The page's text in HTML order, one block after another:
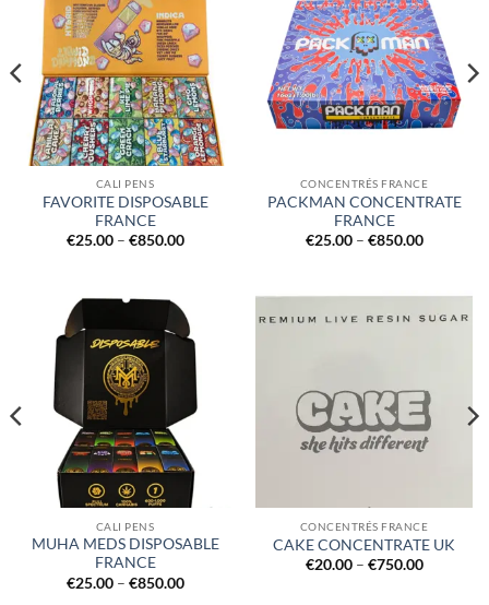
CALI PENS
FAVORITE DISPOSABLE
FRANCE
€25.00 – €850.00Price
CONCENTRÉS FRANCE
PACKMAN CONCENTRATE
FRANCE
€25.00 – €850.00Price
€850.00
CALI PENS
MUHA MEDS DISPOSABLE
FRANCE
€25.00 – €850.00Price
CONCENTRÉS FRANCE
CAKE CONCENTRATE UK
€20.00 – €750.00Price